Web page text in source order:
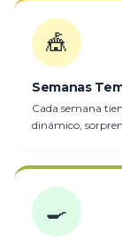
🎪
Semanas
Cada semana
dinámico,
🍳